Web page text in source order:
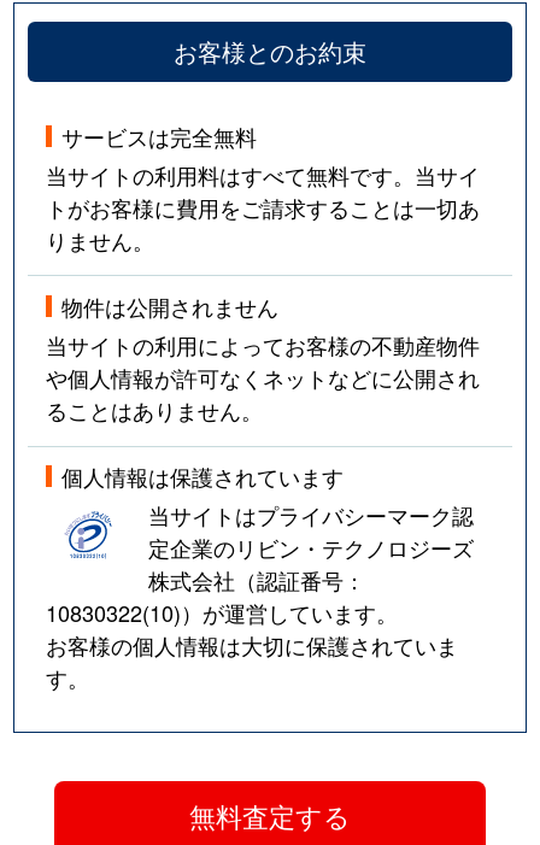
お客様とのお約束
サービスは完全無料
当サイトの利用料はすべて無料です。当サイ
トがお客様に費用をご請求することは一切あ
りません。
物件は公開されません
当サイトの利用によってお客様の不動産物件
や個人情報が許可なくネットなどに公開され
ることはありません。
個人情報は保護されています
当サイトはプライバシーマーク認
定企業のリビン・テクノロジーズ
株式会社（認証番号：
10830322(10)）が運営しています。
お客様の個人情報は大切に保護されていま
す。